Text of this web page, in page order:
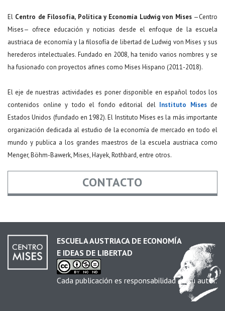
El Centro de Filosofía, Política y Economía Ludwig von Mises—Centro
Mises— ofrece educación y noticias desde el enfoque de la escuela
austriaca de economía y la filosofía de libertad de Ludwig von Mises y sus
herederos intelectuales. Fundado en 2008, ha tenido varios nombres y se
ha fusionado con proyectos afines como Mises Hispano (2011-2018).
El eje de nuestras actividades es poner disponible en español todos los
contenidos online y todo el fondo editorial del Instituto Misesde
Estados Unidos (fundado en 1982). El Instituto Mises es la más importante
organización dedicada al estudio de la economía de mercado en todo el
mundo y publica a los grandes maestros de la escuela austriaca como
Menger, Böhm-Bawerk, Mises, Hayek, Rothbard, entre otros.
CONTACTO
Email *
ESCUELA AUSTRIACA DE ECONOMÍA
E IDEAS DE LIBERTAD
Cada publicación es responsabilidad de su autor.